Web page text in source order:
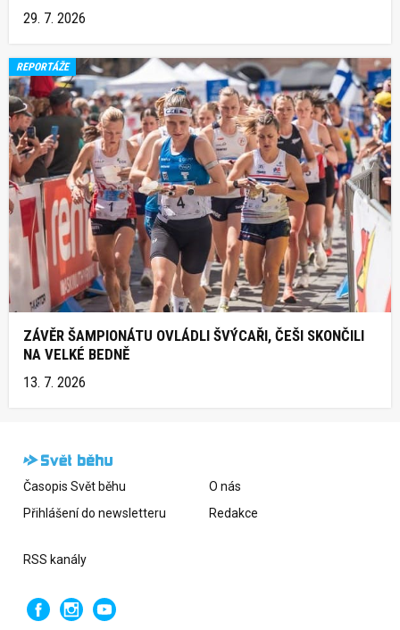
29. 7. 2026
REPORTÁŽE
ZÁVĚR ŠAMPIONÁTU OVLÁDLI ŠVÝCAŘI, ČEŠI SKONČILI
NA VELKÉ BEDNĚ
13. 7. 2026
Časopis Svět běhu
Přihlášení do newsletteru
O nás
Redakce
RSS kanály